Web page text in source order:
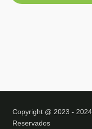
Copyright @ 2023 -
Reservados